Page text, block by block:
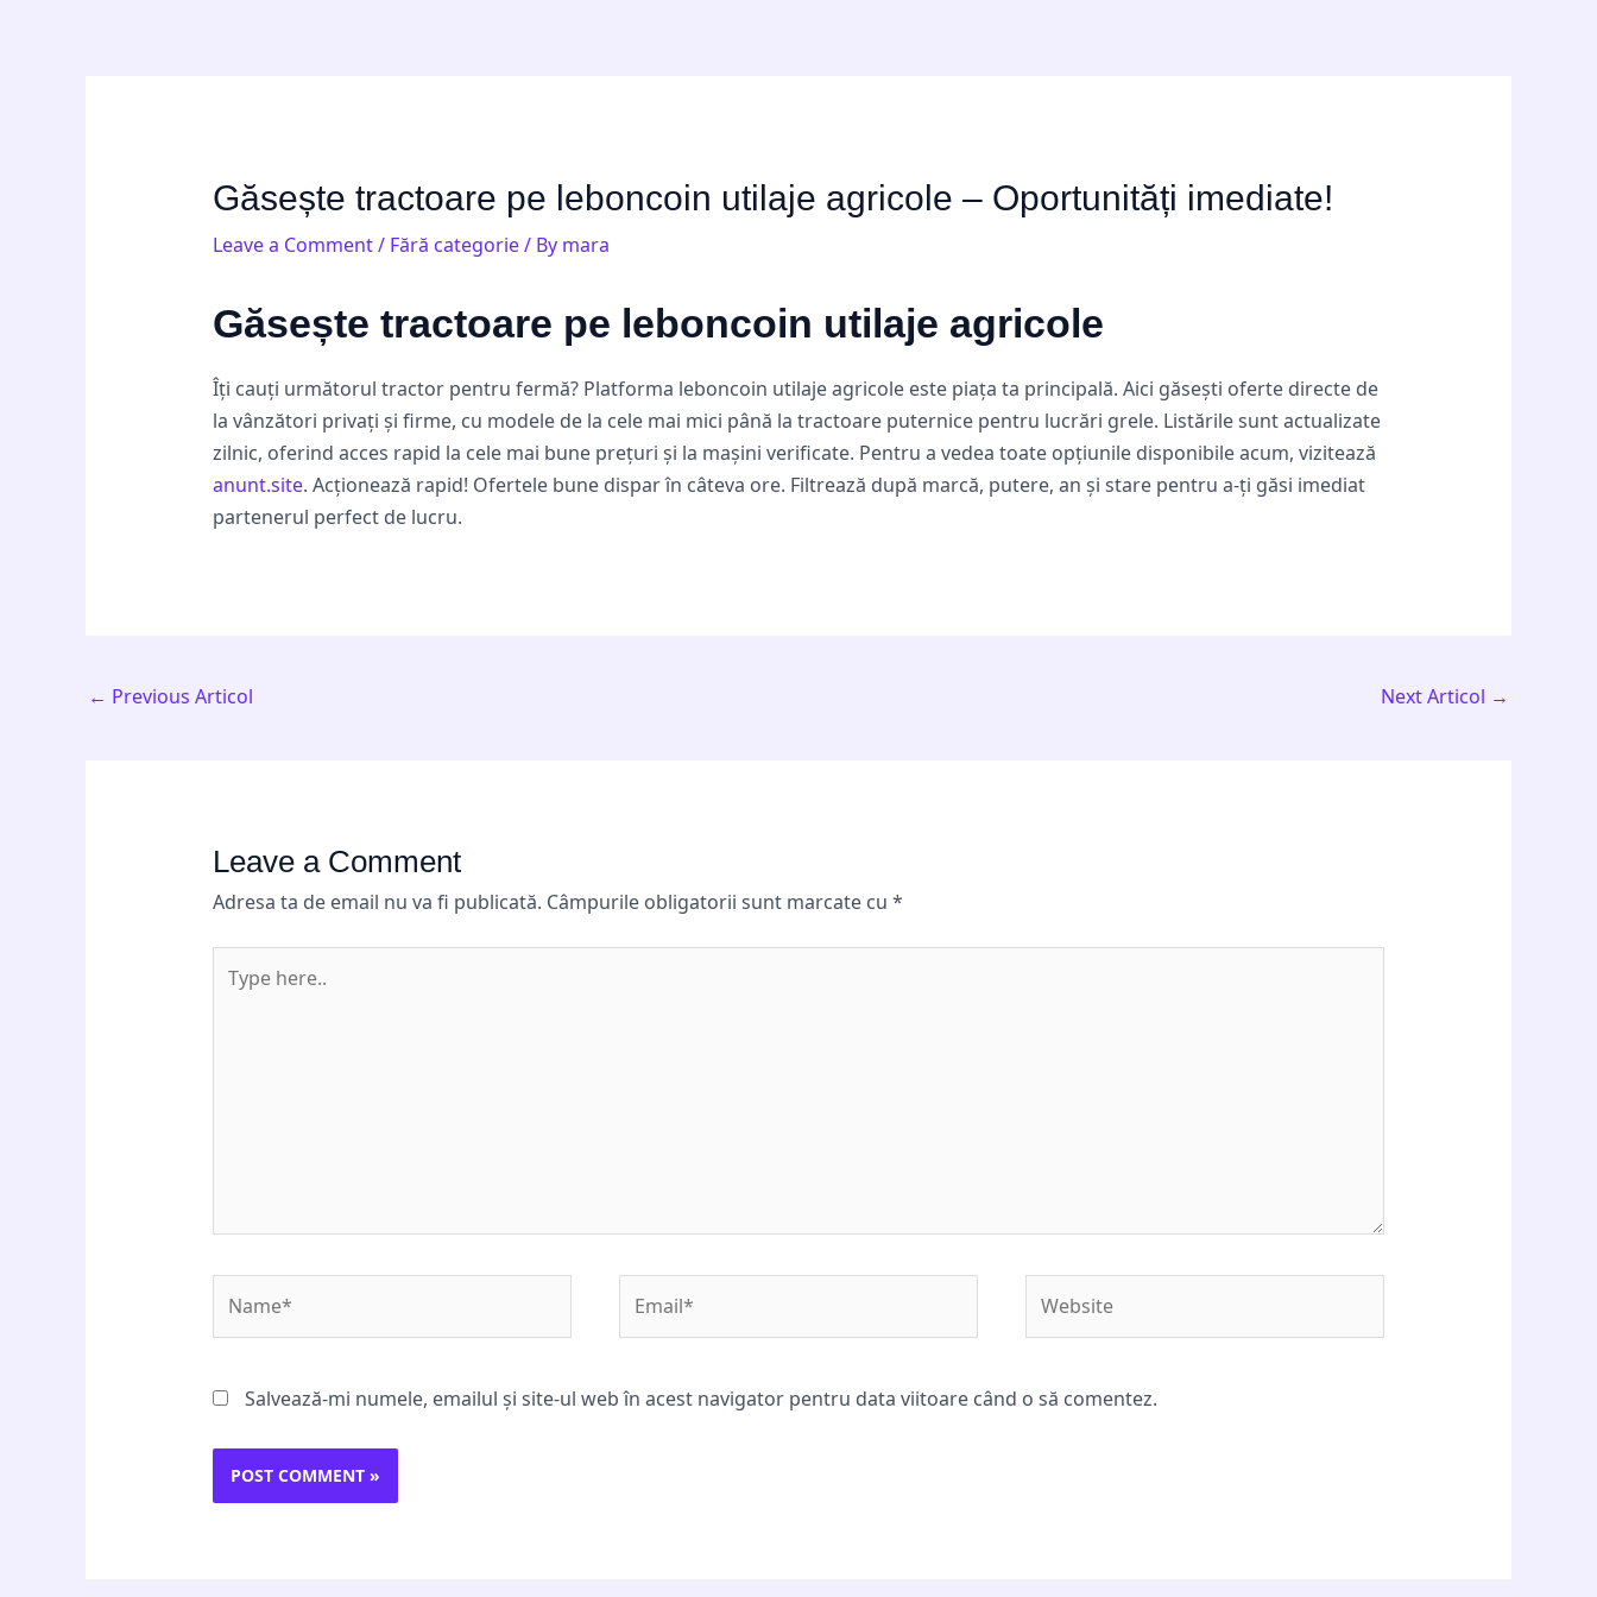
Găsește tractoare pe leboncoin utilaje agricole – Oportunități imediate!
Leave a Comment/ Fără categorie/ By mara
Găsește tractoare pe leboncoin utilaje agricole
Îți cauți următorul tractor pentru fermă? Platforma leboncoin utilaje agricole este piața ta principală. Aici găsești oferte directe de
la vânzători privați și firme, cu modele de la cele mai mici până la tractoare puternice pentru lucrări grele. Listările sunt actualizate
zilnic, oferind acces rapid la cele mai bune prețuri și la mașini verificate. Pentru a vedea toate opțiunile disponibile acum, vizitează
anunt.site. Acționează rapid! Ofertele bune dispar în câteva ore. Filtrează după marcă, putere, an și stare pentru a-ți găsi imediat
partenerul perfect de lucru.
← Previous Articol Next Articol →
Leave a Comment
Adresa ta de email nu va fi publicată. Câmpurile obligatorii sunt marcate cu *
here..
Salvează-mi numele, emailul și site-ul web în acest navigator pentru data viitoare când o să comentez.